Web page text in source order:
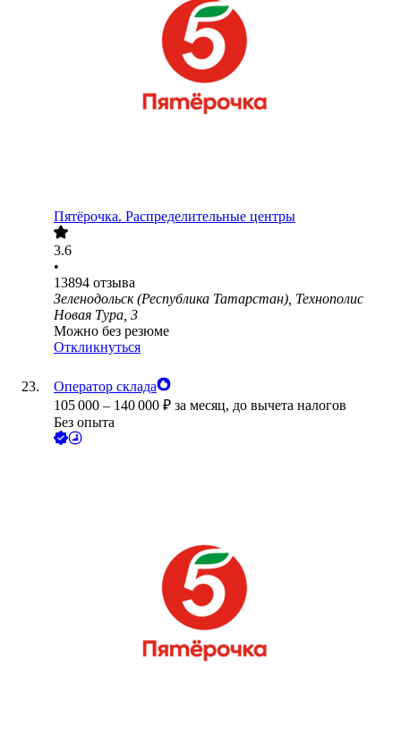
Пятёрочка. Распределительные центры
3.6
•
13894 отзыва
Зеленодольск (Республика Татарстан), Технополис
Новая Тура, 3
Можно без резюме
Откликнуться
Оператор склада
105 000 – 140 000 ₽ за месяц, до вычета налогов
Без опыта